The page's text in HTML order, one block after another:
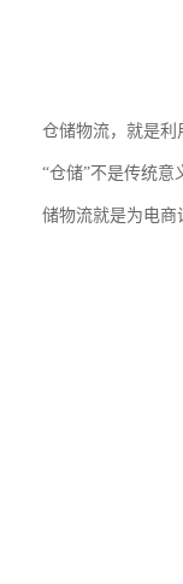
仓储物流，就是利
“仓储”不是传统意
储物流就是为电商